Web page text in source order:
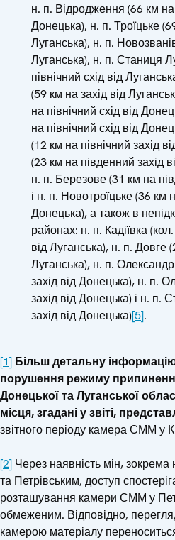
н. п. Відродження (66 км на
Донецька), н. п. Троїцьке
Луганська), н. п.
Луганська), н. п. Станиця
північний схід від
(59 км на захід від
на північний схід від
на північний схід від
(12 км на північний захід
(23 км на південний захід
н. п. Березове (31 км на
і н. п. Новотроїцьке (36 км
Донецька), а також в
районах: н. п. Кадіївка
від Луганська), н. п. Довге
Луганська), н. п.
захід від Донецька), н. п.
захід від Донецька) і н. п.
захід від Донецька)[5].
[1] Більш детальну
порушення режиму
Донецької та Луганської
місця, згадані у звіті,
звітного періоду камера СММ у
[2] Через наявність мін,
та Петрівським, доступ
розташування камери СММ у
обмеженим. Відповідно,
камерою матеріалу